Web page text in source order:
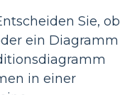
Sie, ob
ein Diagramm
in einer